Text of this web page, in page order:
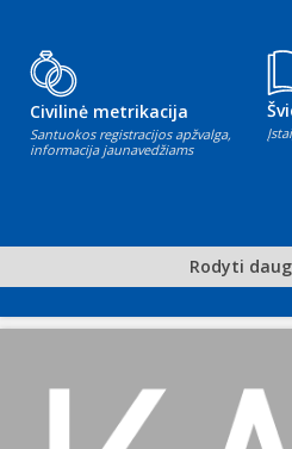
Civilinė metrikacija
Santuokos registracijos apžvalga,
informacija jaunavedžiams
Rodyti